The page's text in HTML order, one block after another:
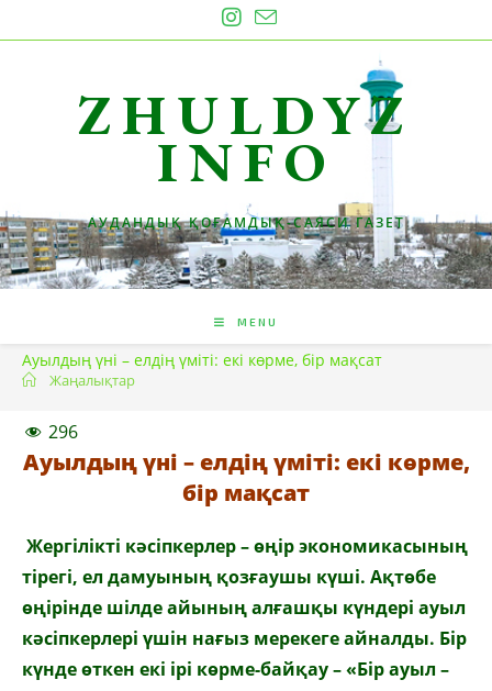
to
ZHULDYZ
INFO
АУДАНДЫҚ ҚОҒАМДЫҚ-САЯСИ ГАЗЕТ
MENU
Ауылдың үні – елдің үміті: екі көрме, бір мақсат
Жаңалықтар
296
Ауылдың үні – елдің үміті: екі көрме,
бір мақсат
Жергілікті кәсіпкерлер – өңір экономикасының
тірегі, ел дамуының қозғаушы күші. Ақтөбе
өңірінде шілде айының алғашқы күндері ауыл
кәсіпкерлері үшін нағыз мерекеге айналды. Бір
күнде өткен екі ірі көрме-байқау – «Бір ауыл –